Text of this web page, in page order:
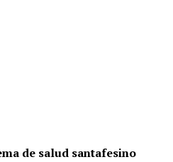
de salud santafesino